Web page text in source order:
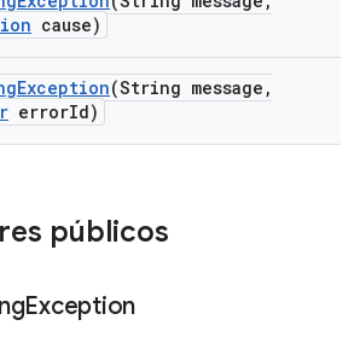
cause)
Exception(String message ,
errorId)
públicos
Exception